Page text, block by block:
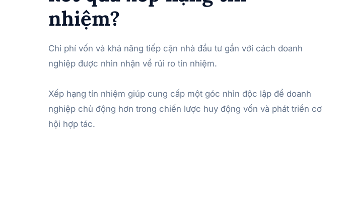
nhiệm?
Chi phí vốn và khả năng tiếp cận nhà đầu tư gắn với cách doanh
nghiệp được nhìn nhận về rủi ro tín nhiệm.
Xếp hạng tín nhiệm giúp cung cấp một góc nhìn độc lập để doanh
nghiệp chủ động hơn trong chiến lược huy động vốn và phát triển cơ
hội hợp tác.